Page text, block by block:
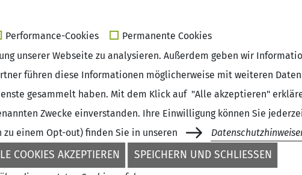
Performance-Cookies
Permanente Cookies
unserer Webseite zu analysieren. Außerdem geben wir
führen diese Informationen möglicherweise mit weiteren
gesammelt haben. Mit dem Klick auf "Alle akzeptieren"
Zwecke einverstanden. Ihre Einwilligung können Sie
einem Opt-out) finden Sie in unseren
COOKIES AKZEPTIEREN SPEICHERN UND SCHLIESSEN